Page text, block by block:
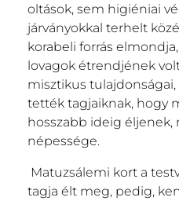
oltások, sem higiéniai
járványokkal terhelt
korabeli forrás
lovagok étrendjének
misztikus
tették tagjaiknak, hogy
hosszabb ideig éljenek,
népessége.
Matuzsálemi kort a
tagja élt meg, pedig,